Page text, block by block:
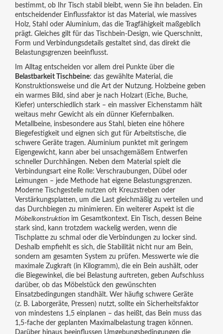
bestimmt, ob Ihr Tisch stabil bleibt, wenn Sie ihn beladen. Ein
entscheidender Einflussfaktor ist das Material , wie massives
Holz, Stahl oder Aluminium, das die Tragfähigkeit maßgeblich
prägt. Gleiches gilt für das Tischbein‑Design, wie Querschnitt,
Form und Verbindungsdetails gestaltet sind , das direkt die
Belastungsgrenzen beeinflusst.
Im Alltag entscheiden vor allem drei Punkte über die
Belastbarkeit Tischbeine: das gewählte Material, die
Konstruktionsweise und die Art der Nutzung. Holzbeine geben
ein warmes Bild, sind aber je nach Holzart (Eiche, Buche,
Kiefer) unterschiedlich stark – ein massiver Eichenstamm hält
weitaus mehr Gewicht als ein dünner Kiefernbalken.
Metallbeine, insbesondere aus Stahl, bieten eine höhere
Biegefestigkeit und eignen sich gut für Arbeitstische, die
schwere Geräte tragen. Aluminium punktet mit geringem
Eigengewicht, kann aber bei unsachgemäßem Entwerfen
schneller Durchhängen. Neben dem Material spielt die
Verbindungsart eine Rolle: Verschraubungen, Dübel oder
Leimungen – jede Methode hat eigene Belastungsgrenzen.
Moderne Tischgestelle nutzen oft Kreuzstreben oder
Verstärkungsplatten, um die Last gleichmäßig zu verteilen und
das Durchbiegen zu minimieren. Ein weiterer Aspekt ist die
Möbelkonstruktionim Gesamtkontext. Ein Tisch, dessen Beine
stark sind, kann trotzdem wackelig werden, wenn die
Tischplatte zu schmal oder die Verbindungen zu locker sind.
Deshalb empfiehlt es sich, die Stabilität nicht nur am Bein,
sondern am gesamten System zu prüfen. Messwerte wie die
maximale Zugkraft (in Kilogramm), die ein Bein aushält, oder
die Biegewinkel, die bei Belastung auftreten, geben Aufschluss
darüber, ob das Möbelstück den gewünschten
Einsatzbedingungen standhält. Wer häufig schwere Geräte
(z. B. Laborgeräte, Pressen) nutzt, sollte ein Sicherheitsfaktor
von mindestens 1,5 einplanen – das heißt, das Bein muss das
1,5‑fache der geplanten Maximalbelastung tragen können.
Darüber hinaus beeinflussen Umgebungsbedingungen die